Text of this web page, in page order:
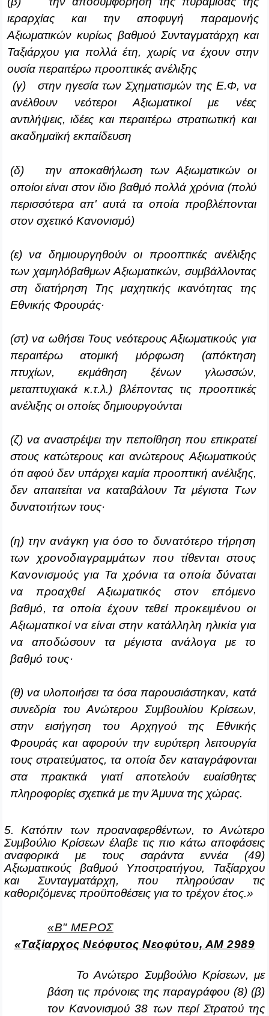
ιεραρχίας και την αποφυγή
παραμονής
Αξιωματικών κυρίως βαθμού Συνταγματάρχη και
Ταξιάρχου για πολλά έτη, χωρίς να έχουν στην
ουσία περαιτέρω προοπτικές ανέλιξης
(γ) στην ηγεσία των Σχηματισμών της Ε.Φ, να
ανέλθουν νεότεροι Αξιωματικοί με νέες
αντιλήψεις, ιδέες και περαιτέρω στρατιωτική και
ακαδημαϊκή εκπαίδευση
(δ) την αποκαθήλωση των Αξιωματικών οι
οποίοι είναι στον ίδιο βαθμό πολλά χρόνια (πολύ
περισσότερα απ' αυτά τα οποία προβλέπονται
στον σχετικό Κανονισμό)
(ε) να δημιουργηθούν οι προοπτικές ανέλιξης
των χαμηλόβαθμων Αξιωματικών, συμβάλλοντας
στη διατήρηση Της μαχητικής ικανότητας της
Εθνικής Φρουράς·
(στ) να ωθήσει Τους νεότερους Αξιωματικούς για
περαιτέρω ατομική μόρφωση (απόκτηση
πτυχίων, εκμάθηση ξένων γλωσσών,
μεταπτυχιακά κ.τ.λ.) βλέποντας τις προοπτικές
ανέλιξης οι οποίες δημιουργούνται
(ζ) να αναστρέψει την πεποίθηση που επικρατεί
στους κατώτερους και ανώτερους Αξιωματικούς
ότι αφού δεν υπάρχει καμία προοπτική ανέλιξης,
δεν απαιτείται να καταβάλουν Τα μέγιστα Των
δυνατοτήτων τους·
(η) την ανάγκη για όσο το δυνατότερο τήρηση
των χρονοδιαγραμμάτων που τίθενται στους
Κανονισμούς για Τα χρόνια τα οποία δύναται
να προαχθεί Αξιωματικός στον επόμενο
βαθμό, τα οποία έχουν τεθεί προκειμένου οι
Αξιωματικοί να είναι στην κατάλληλη ηλικία για
να αποδώσουν τα μέγιστα ανάλογα με το
βαθμό τους·
(θ) να υλοποιήσει τα όσα παρουσιάστηκαν, κατά
συνεδρία του Ανώτερου Συμβουλίου Κρίσεων,
στην εισήγηση του Αρχηγού της Εθνικής
Φρουράς και αφορούν την ευρύτερη λειτουργία
τους στρατεύματος, τα οποία δεν καταγράφονται
στα πρακτικά γιατίαποτελούν ευαίσθητες
πληροφορίες σχετικά με την Άμυνα της χώρας.
5. Κατόπιν των προαναφερθέντων, το Ανώτερο
Συμβούλιο Κρίσεων έλαβε τις πιο κάτω αποφάσεις
αναφορικά με τους σαράντα εννέα (49)
Αξιωματικούς βαθμού Υποστρατήγου, Ταξίαρχου
και Συνταγματάρχη, που πληρούσαν τις
καθοριζόμενες προϋποθέσεις για το τρέχον έτος.»
«B" ΜΕΡΟΣ
«Ταξίαρχος Νεόφυτος Νεοφύτου, ΑΜ 2989
Το Ανώτερο Συμβούλιο Κρίσεων, με
βάση τις πρόνοιες της παραγράφου (8) (β)
τον Κανονισμού 38 των περί Στρατού της